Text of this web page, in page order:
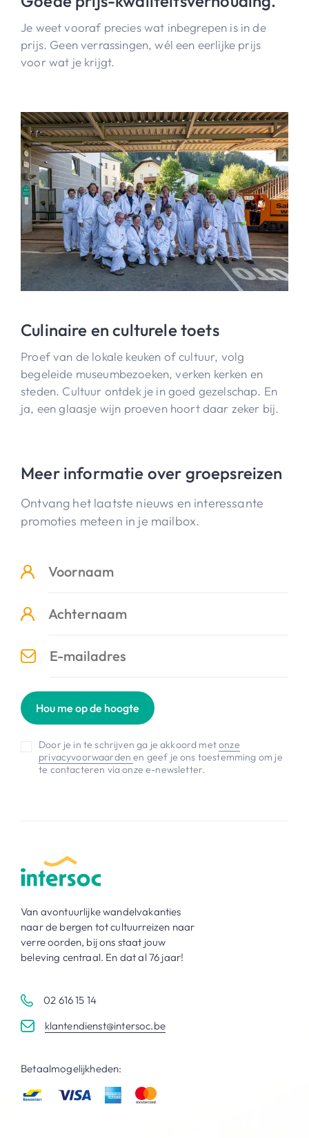
Je weet vooraf precies wat inbegrepen is in de
prijs. Geen verrassingen, wél een eerlijke prijs
voor wat je krijgt.
Culinaire en culturele toets
Proef van de lokale keuken of cultuur, volg
begeleide museumbezoeken, verken kerken en
steden. Cultuur ontdek je in goed gezelschap. En
ja, een glaasje wijn proeven hoort daar zeker bij.
Meer informatie over groepsreizen
Ontvang het laatste nieuws en interessante
promoties meteen in je mailbox.
Hou me op de hoogte
Door je in te schrijven ga je akkoord metonze
privacyvoorwaardenen geef je ons toestemming om je
te contacteren via onze e-newsletter.
Van avontuurlijke wandelvakanties
naar de bergen tot cultuurreizen naar
verre oorden, bij ons staat jouw
beleving centraal. En dat al 76 jaar!
02 616 15 14
klantendienst@intersoc.be
Betaalmogelijkheden: